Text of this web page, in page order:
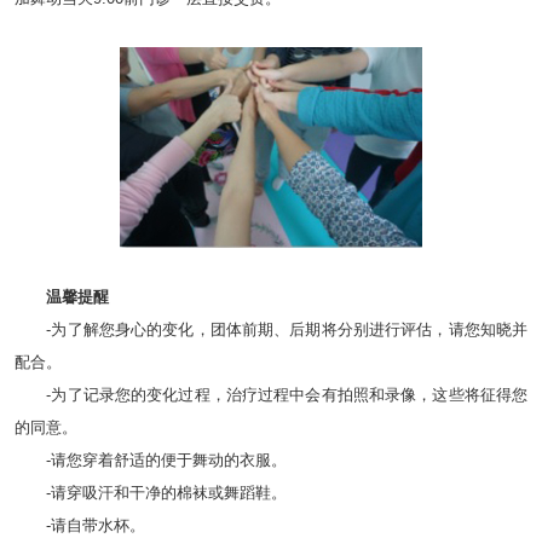
温馨提醒
-为了解您身心的变化，团体前期、后期将分别进行评估，请您知晓并
配合。
-为了记录您的变化过程，治疗过程中会有拍照和录像，这些将征得您
的同意。
-请您穿着舒适的便于舞动的衣服。
-请穿吸汗和干净的棉袜或舞蹈鞋。
-请自带水杯。